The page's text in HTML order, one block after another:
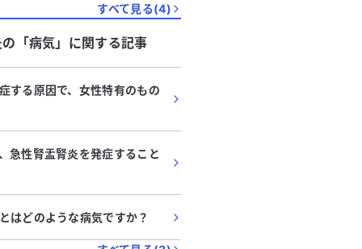
すべて見る(4)
の「病気」に関する記事
する原因で、女性特有のもの
急性腎盂腎炎を発症すること
はどのような病気ですか？